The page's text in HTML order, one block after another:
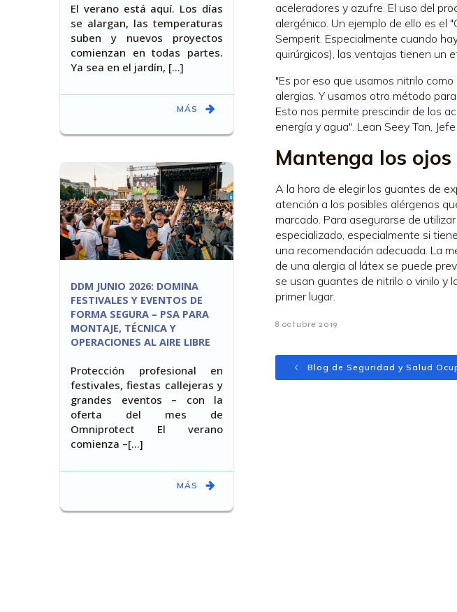
El verano está aquí. Los días
se alargan, las temperaturas
suben y nuevos proyectos
comienzan en todas partes.
Ya sea en el jardín, [...]
MÁS
DDM JUNIO 2026: DOMINA
FESTIVALES Y EVENTOS DE
FORMA SEGURA – PSA PARA
MONTAJE, TÉCNICA Y
OPERACIONES AL AIRE LIBRE
Protección profesional en
festivales, fiestas callejeras y
grandes eventos – con la
oferta del mes de
Omniprotect El verano
comienza –[…]
MÁS
aceleradores y azufre. El uso del
alergénico. Un ejemplo de ello es el
Semperit. Especialmente cuando
quirúrgicos), las ventajas tienen un
"Es por eso que usamos nitrilo
alergias. Y usamos otro método
Esto nos permite prescindir de los
energía y agua". Lean Seey Tan,
Mantenga los
A la hora de elegir los guantes de
atención a los posibles alérgenos
marcado. Para asegurarse de
especializado, especialmente si
una recomendación adecuada. La
de una alergia al látex se puede
se usan guantes de nitrilo o vinilo y
primer lugar.
8 octubre 2019
Blog de Seguridad y Salud